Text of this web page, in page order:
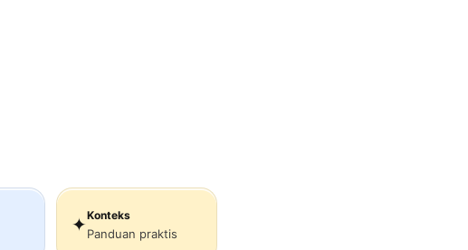
✦Konteks
Panduan praktis